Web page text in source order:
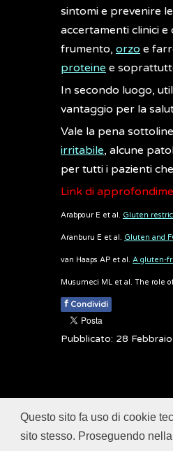
Questo sito fa uso di cookie
sito stesso. Proseguendo
sintomi e prevenire
accertamenti clinici
frumento, orzo e
proteine e
In secondo luogo,
vantaggio per la
Vale la pena
irritabile, alcune
per tutti i pazienti
Link di
Arabpour E et al. Gluten
Aranburu E et al. Gluten and
van Haaps AP et al. A gluten-
Musumeci ML et al. The role
f Condividi
Pubblicato: 28
© 2018ISSalute -